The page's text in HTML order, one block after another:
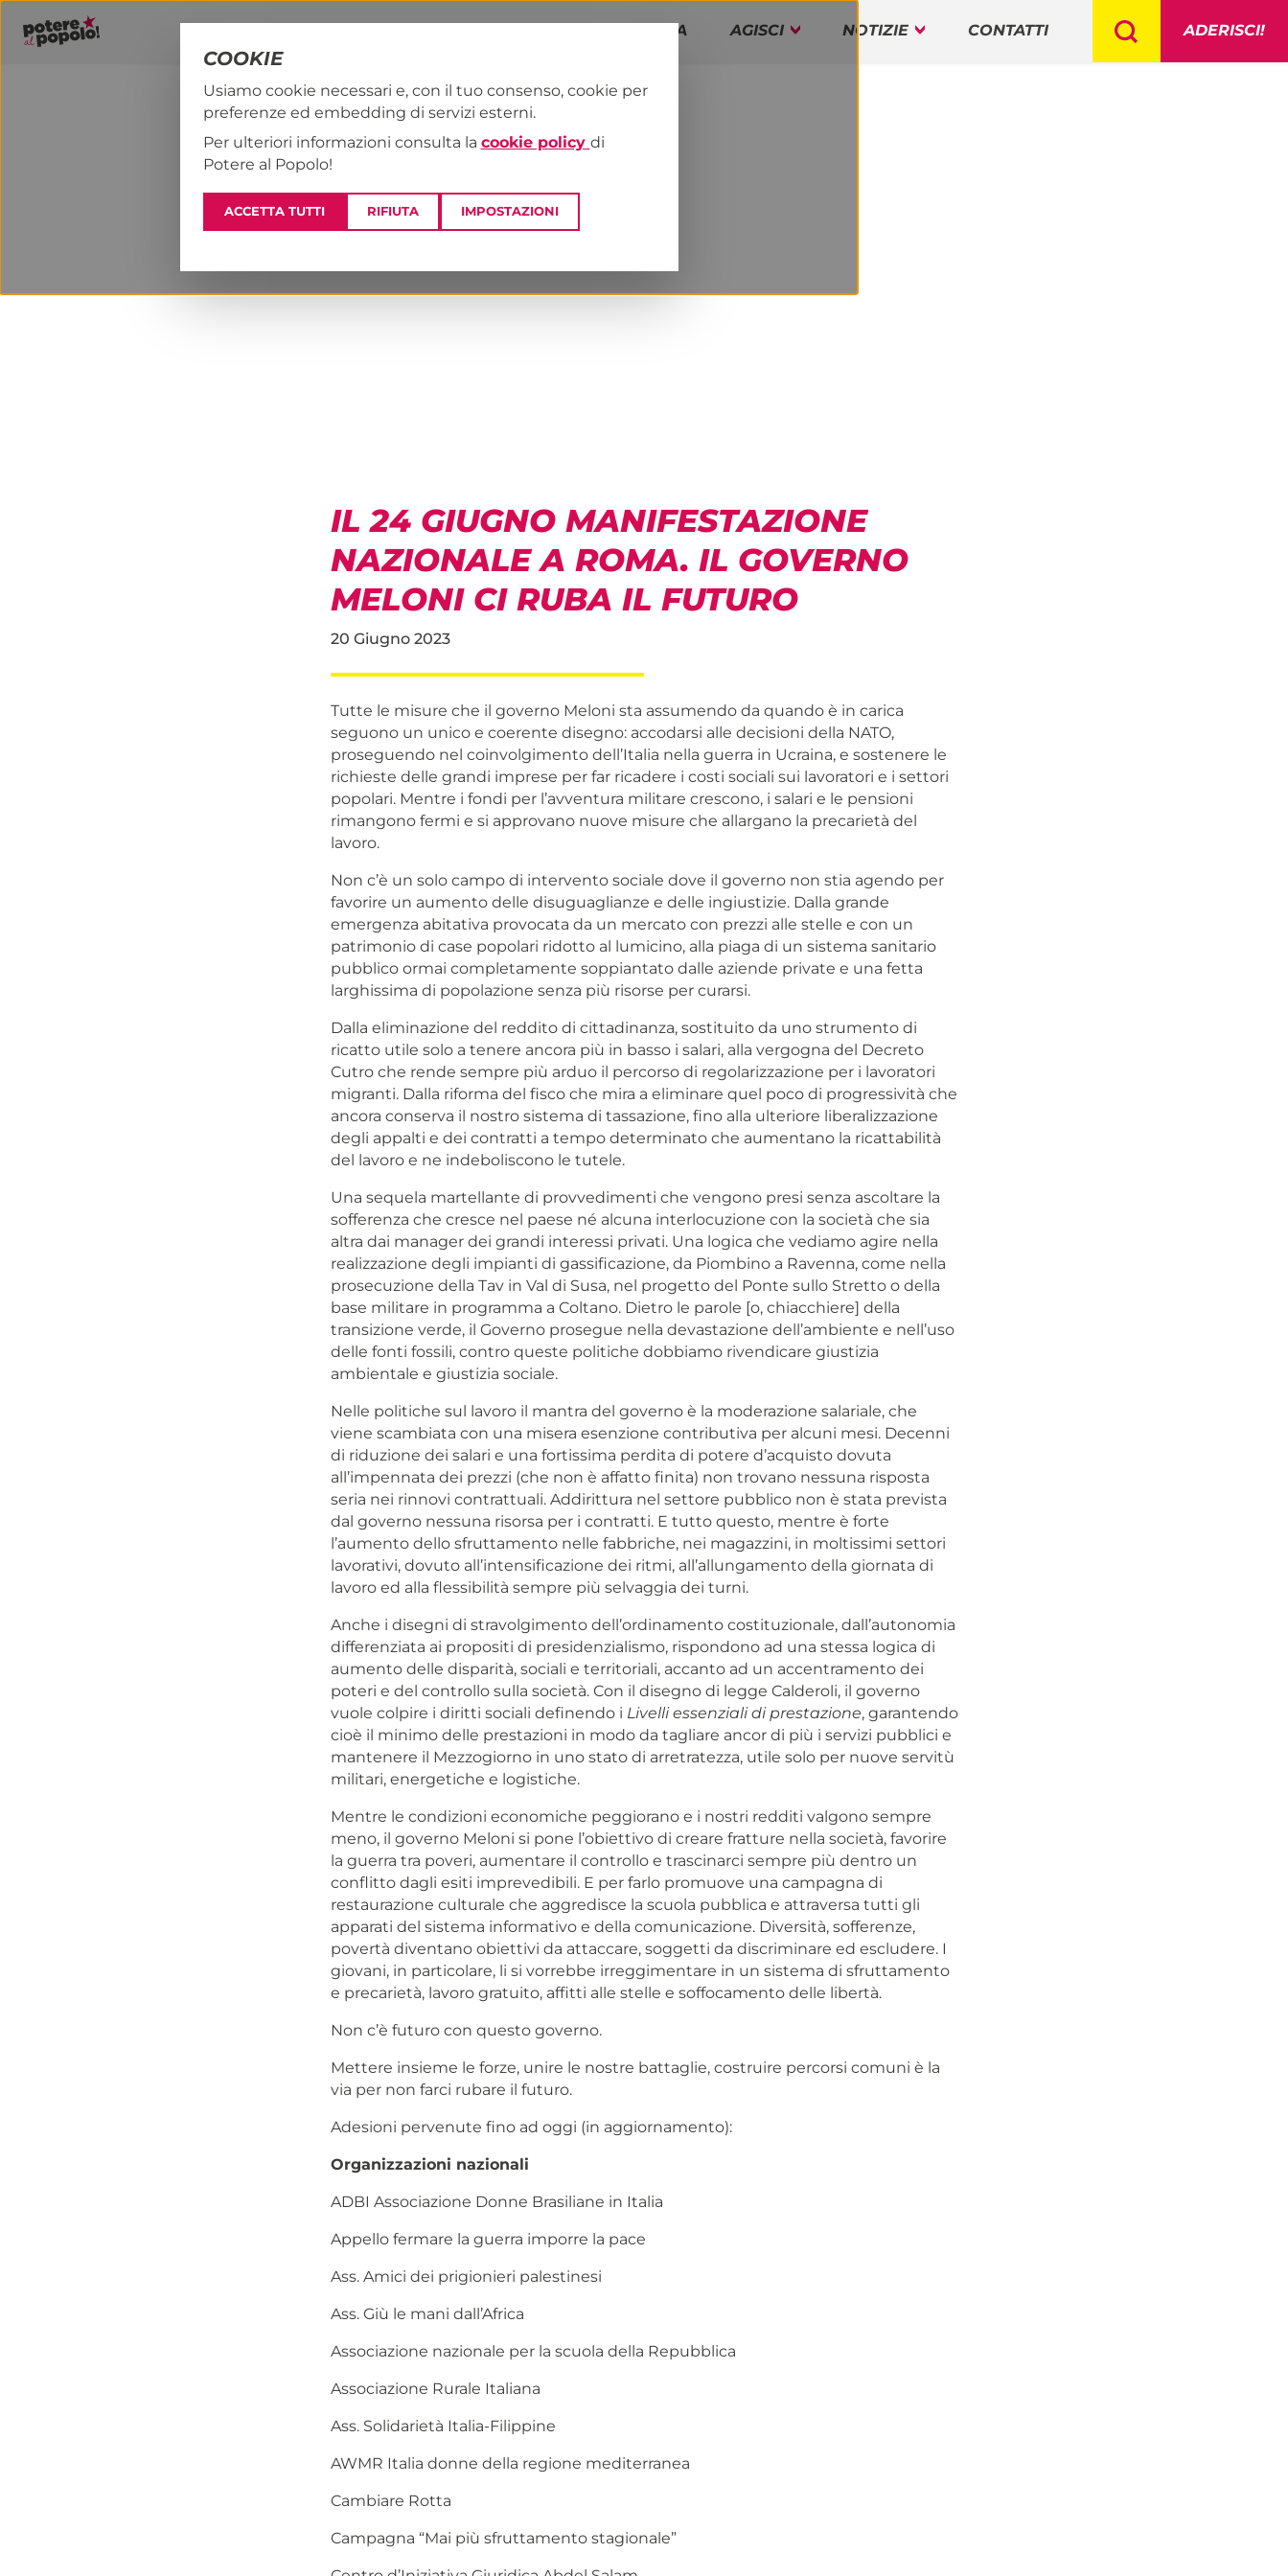
PROGRAMMA AGISCI NOTIZIE CONTATTI ADERISCI!
PAP! NOTIZIE NEWS & MEDIA
IL 24 GIUGNO MANIFESTAZIONE
NAZIONALE A ROMA. IL GOVERNO
MELONI CI RUBA IL FUTURO
20 Giugno 2023
Tutte le misure che il governo Meloni sta assumendo da quando è in carica
seguono un unico e coerente disegno: accodarsi alle decisioni della NATO,
proseguendo nel coinvolgimento dell’Italia nella guerra in Ucraina, e sostenere le
richieste delle grandi imprese per far ricadere i costi sociali sui lavoratori e i settori
popolari. Mentre i fondi per l’avventura militare crescono, i salari e le pensioni
rimangono fermi e si approvano nuove misure che allargano la precarietà del
lavoro.
Non c’è un solo campo di intervento sociale dove il governo non stia agendo per
favorire un aumento delle disuguaglianze e delle ingiustizie. Dalla grande
emergenza abitativa provocata da un mercato con prezzi alle stelle e con un
patrimonio di case popolari ridotto al lumicino, alla piaga di un sistema sanitario
pubblico ormai completamente soppiantato dalle aziende private e una fetta
larghissima di popolazione senza più risorse per curarsi.
Dalla eliminazione del reddito di cittadinanza, sostituito da uno strumento di
ricatto utile solo a tenere ancora più in basso i salari, alla vergogna del Decreto
Cutro che rende sempre più arduo il percorso di regolarizzazione per i lavoratori
migranti. Dalla riforma del fisco che mira a eliminare quel poco di progressività che
ancora conserva il nostro sistema di tassazione, fino alla ulteriore liberalizzazione
degli appalti e dei contratti a tempo determinato che aumentano la ricattabilità
del lavoro e ne indeboliscono le tutele.
Una sequela martellante di provvedimenti che vengono presi senza ascoltare la
sofferenza che cresce nel paese né alcuna interlocuzione con la società che sia
altra dai manager dei grandi interessi privati. Una logica che vediamo agire nella
realizzazione degli impianti di gassificazione, da Piombino a Ravenna, come nella
prosecuzione della Tav in Val di Susa, nel progetto del Ponte sullo Stretto o della
base militare in programma a Coltano. Dietro le parole [o, chiacchiere] della
transizione verde, il Governo prosegue nella devastazione dell’ambiente e nell’uso
delle fonti fossili, contro queste politiche dobbiamo rivendicare giustizia
ambientale e giustizia sociale.
Nelle politiche sul lavoro il mantra del governo è la moderazione salariale, che
viene scambiata con una misera esenzione contributiva per alcuni mesi. Decenni
di riduzione dei salari e una fortissima perdita di potere d’acquisto dovuta
all’impennata dei prezzi (che non è affatto finita) non trovano nessuna risposta
seria nei rinnovi contrattuali. Addirittura nel settore pubblico non è stata prevista
dal governo nessuna risorsa per i contratti. E tutto questo, mentre è forte
l’aumento dello sfruttamento nelle fabbriche, nei magazzini, in moltissimi settori
lavorativi, dovuto all’intensificazione dei ritmi, all’allungamento della giornata di
lavoro ed alla flessibilità sempre più selvaggia dei turni.
Anche i disegni di stravolgimento dell’ordinamento costituzionale, dall’autonomia
differenziata ai propositi di presidenzialismo, rispondono ad una stessa logica di
aumento delle disparità, sociali e territoriali, accanto ad un accentramento dei
poteri e del controllo sulla società. Con il disegno di legge Calderoli, il governo
vuole colpire i diritti sociali definendo i Livelli essenziali di prestazione, garantendo
cioè il minimo delle prestazioni in modo da tagliare ancor di più i servizi pubblici e
mantenere il Mezzogiorno in uno stato di arretratezza, utile solo per nuove servitù
militari, energetiche e logistiche.
Mentre le condizioni economiche peggiorano e i nostri redditi valgono sempre
meno, il governo Meloni si pone l’obiettivo di creare fratture nella società, favorire
la guerra tra poveri, aumentare il controllo e trascinarci sempre più dentro un
conflitto dagli esiti imprevedibili. E per farlo promuove una campagna di
restaurazione culturale che aggredisce la scuola pubblica e attraversa tutti gli
apparati del sistema informativo e della comunicazione. Diversità, sofferenze,
povertà diventano obiettivi da attaccare, soggetti da discriminare ed escludere. I
giovani, in particolare, li si vorrebbe irreggimentare in un sistema di sfruttamento
e precarietà, lavoro gratuito, affitti alle stelle e soffocamento delle libertà.
Non c’è futuro con questo governo.
Mettere insieme le forze, unire le nostre battaglie, costruire percorsi comuni è la
via per non farci rubare il futuro.
Adesioni pervenute fino ad oggi (in aggiornamento):
Organizzazioni nazionali
ADBI Associazione Donne Brasiliane in Italia
Appello fermare la guerra imporre la pace
Ass. Amici dei prigionieri palestinesi
Ass. Giù le mani dall’Africa
Associazione nazionale per la scuola della Repubblica
Associazione Rurale Italiana
Ass. Solidarietà Italia-Filippine
AWMR Italia donne della regione mediterranea
Cambiare Rotta
Campagna “Mai più sfruttamento stagionale”
COOKIE
Usiamo cookie necessari e, con il tuo consenso, cookie per
preferenze ed embedding di servizi esterni.
Per ulteriori informazioni consulta la cookie policy di
Potere al Popolo!
ACCETTA TUTTI RIFIUTA IMPOSTAZIONI